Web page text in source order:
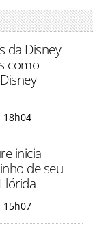
da Disney
como
18h04
inicia
de seu
15h07